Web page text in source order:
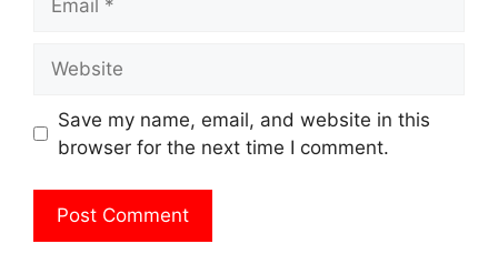
Save my name, email, and website in this
browser for the next time I comment.